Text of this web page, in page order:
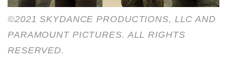
©2021 SKYDANCE PRODUCTIONS, LLC AND
PARAMOUNT PICTURES. ALL RIGHTS
RESERVED.